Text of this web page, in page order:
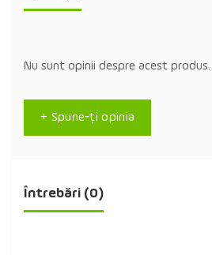
Nu sunt opinii despre acest produs.
+ Spune-ţi opinia
Întrebări (0)